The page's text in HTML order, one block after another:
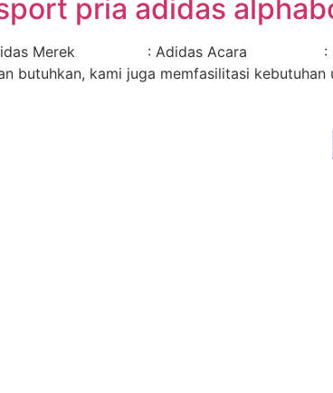
pria adidas
adidas Merek : Adidas Acara :
butuhkan, kami juga memfasilitasi